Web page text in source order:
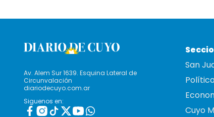
Av. Alem Sur 1639. Esquina Lateral de
Circunvalación
diariodecuyo.com.ar
Siguenos en:
San
Cuyo